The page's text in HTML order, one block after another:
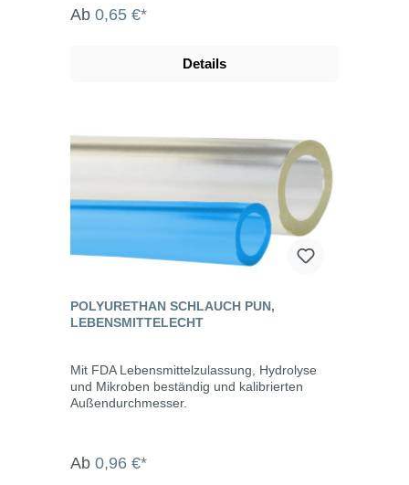
Ab 0,65 €*
Details
POLYURETHAN SCHLAUCH PUN,
LEBENSMITTELECHT
Mit FDA Lebensmittelzulassung, Hydrolyse
und Mikroben beständig und kalibrierten
Außendurchmesser.
Ab 0,96 €*